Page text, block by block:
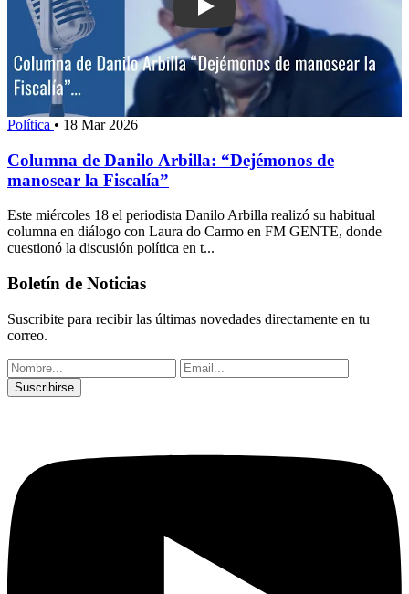
Play: Columna de Danilo Arbilla:
Política • 18 Mar 2026
Columna de Danilo Arbilla: “Dejémonos de
manosear la Fiscalía”
Este miércoles 18 el periodista Danilo Arbilla realizó su habitual
columna en diálogo con Laura do Carmo en FM GENTE, donde
cuestionó la discusión política en t...
Boletín de Noticias
Suscribite para recibir las últimas novedades directamente en tu
correo.
Suscribirse